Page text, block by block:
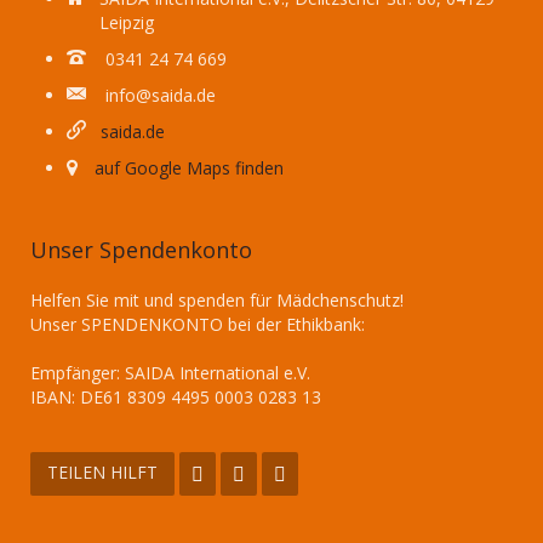
Leipzig
0341 24 74 669
info@saida.de
saida.de
auf Google Maps finden
Unser Spendenkonto
Helfen Sie mit und spenden für Mädchenschutz!
Unser SPENDENKONTO bei der Ethikbank:
Empfänger: SAIDA International e.V.
IBAN: DE61 8309 4495 0003 0283 13
TEILEN HILFT